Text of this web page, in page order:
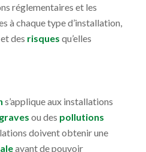
réglementaires et les
à chaque type d’installation,
et des risques qu’elles
s’applique aux installations
ou des pollutions
doivent obtenir une
avant de pouvoir